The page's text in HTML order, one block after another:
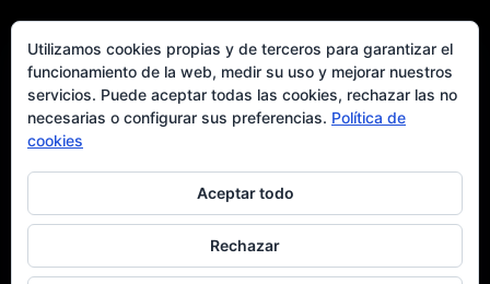
Fotogrametría y documentación 3D
ARQUEOLOGIA Y PATRIMONIO HISTORICO SL SPIN
Utilizamos cookies propias y de terceros para garantizar el
funcionamiento de la web, medir su uso y mejorar nuestros
servicios. Puede aceptar todas las cookies, rechazar las no
necesarias o configurar sus preferencias. Política de
cookies
Aceptar todo
Rechazar